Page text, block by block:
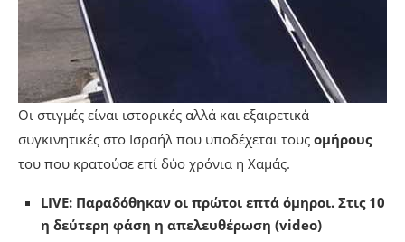
Οι στιγμές είναι ιστορικές αλλά και εξαιρετικά
συγκινητικές στο Ισραήλ που υποδέχεται τους ομήρους
του που κρατούσε επί δύο χρόνια η Χαμάς.
LIVE: Παραδόθηκαν οι πρώτοι επτά όμηροι. Στις 10
η δεύτερη φάση η απελευθέρωση (video)